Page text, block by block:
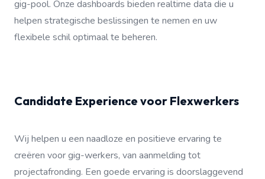
gig-pool. Onze dashboards bieden realtime data die u
helpen strategische beslissingen te nemen en uw
flexibele schil optimaal te beheren.
Candidate Experience voor Flexwerkers
Wij helpen u een naadloze en positieve ervaring te
creëren voor gig-werkers, van aanmelding tot
projectafronding. Een goede ervaring is doorslaggevend